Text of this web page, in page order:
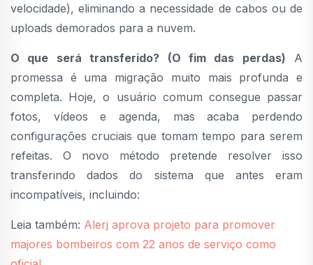
velocidade), eliminando a necessidade de cabos ou de
uploads demorados para a nuvem.
O que será transferido? (O fim das perdas) A
promessa é uma migração muito mais profunda e
completa. Hoje, o usuário comum consegue passar
fotos, vídeos e agenda, mas acaba perdendo
configurações cruciais que tomam tempo para serem
refeitas. O novo método pretende resolver isso
transferindo dados do sistema que antes eram
incompatíveis, incluindo:
Leia também: Alerj aprova projeto para promover
majores bombeiros com 22 anos de serviço como